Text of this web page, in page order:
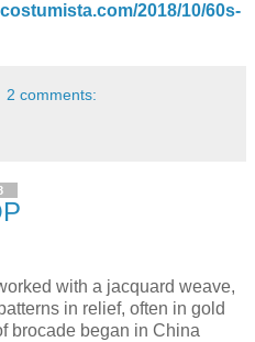
2018/10/60s-
2 comments:
with a jacquard weave,
in relief, often in gold
brocade began in China